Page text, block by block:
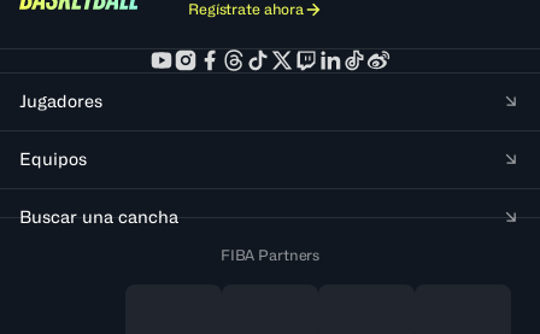
Regístrate ahora
Jugadores
Equipos
Buscar una cancha
FIBA Partners